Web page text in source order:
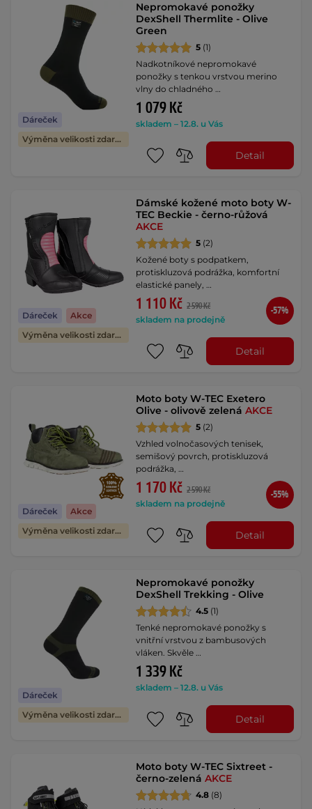
Dáreček
Výměna velikosti zdarma
Nepromokavé ponožky
DexShell Thermlite - Olive
Green
5 (1)
Nadkotníkové nepromokavé
ponožky s tenkou vrstvou merino
vlny do chladného …
1 079 Kč
skladem – 12.8. u Vás
Detail
Dáreček
Akce
Výměna velikosti zdarma
Dámské kožené moto boty W-
TEC Beckie - černo-růžová
AKCE
5 (2)
Kožené boty s podpatkem,
protiskluzová podrážka, komfortní
elastické panely, …
1 110 Kč 2 590 Kč
skladem na prodejně
-57%
Detail
Dáreček
Akce
Výměna velikosti zdarma
Moto boty W-TEC Exetero
Olive - olivově zelenáAKCE
5 (2)
Vzhled volnočasových tenisek,
semišový povrch, protiskluzová
podrážka, …
1 170 Kč 2 590 Kč
skladem na prodejně
-55%
Detail
Dáreček
Výměna velikosti zdarma
Nepromokavé ponožky
DexShell Trekking - Olive
4.5 (1)
Tenké nepromokavé ponožky s
vnitřní vrstvou z bambusových
vláken. Skvěle …
1 339 Kč
skladem – 12.8. u Vás
Detail
Moto boty W-TEC Sixtreet -
černo-zelenáAKCE
4.8 (8)